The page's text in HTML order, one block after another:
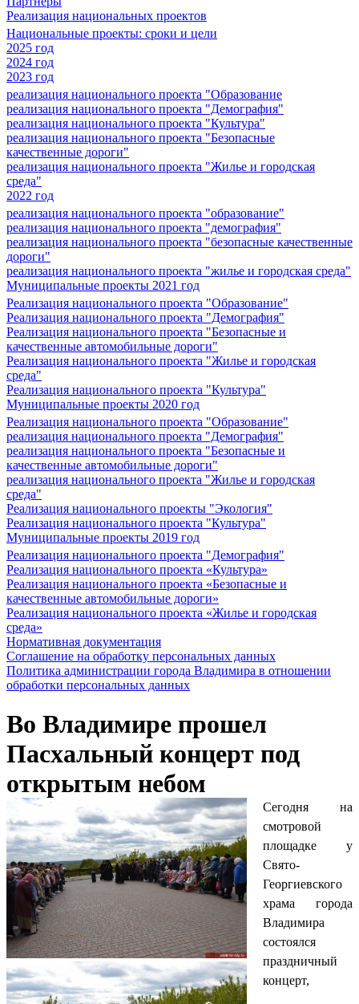
Реализация национальных проектов
Национальные проекты: сроки и цели
2025 год
2024 год
2023 год
реализация национального проекта "Образование
реализация национального проекта "Демография"
реализация национального проекта "Культура"
реализация национального проекта "Безопасные
качественные дороги"
реализация национального проекта "Жилье и городская
среда"
2022 год
реализация национального проекта "образование"
реализация национального проекта "демография"
реализация национального проекта "безопасные качественные
дороги"
реализация национального проекта "жилье и городская среда"
Муниципальные проекты 2021 год
Реализация национального проекта "Образование"
Реализация национального проекта "Демография"
Реализация национального проекта "Безопасные и
качественные автомобильные дороги"
Реализация национального проекта "Жилье и городская
среда"
Реализация национального проекта "Культура"
Муниципальные проекты 2020 год
Реализация национального проекта "Образование"
реализация национального проекта "Демография"
реализация национального проекта "Безопасные и
качественные автомобильные дороги"
реализация национального проекта "Жилье и городская
среда"
Реализация национального проекты "Экология"
Реализация национального проекта "Культура"
Муниципальные проекты 2019 год
Реализация национального проекта "Демография"
Реализация национального проекта «Культура»
Реализация национального проекта «Безопасные и
качественные автомобильные дороги»
Реализация национального проекта «Жилье и городская
среда»
Нормативная документация
Соглашение на обработку персональных данных
Политика администрации города Владимира в отношении
обработки персональных данных
Во Владимире прошел
Пасхальный концерт под
открытым небом
Сегодня на
смотровой
площадке у
Свято-
Георгиевского
храма города
Владимира
состоялся
праздничный
концерт,